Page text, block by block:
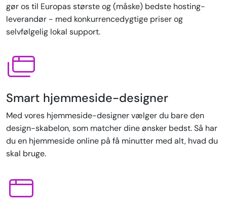
gør os til Europas største og (måske) bedste hosting-
leverandør - med konkurrencedygtige priser og
selvfølgelig lokal support.
Smart hjemmeside-designer
Med vores hjemmeside-designer vælger du bare den
design-skabelon, som matcher dine ønsker bedst. Så har
du en hjemmeside online på få minutter med alt, hvad du
skal bruge.